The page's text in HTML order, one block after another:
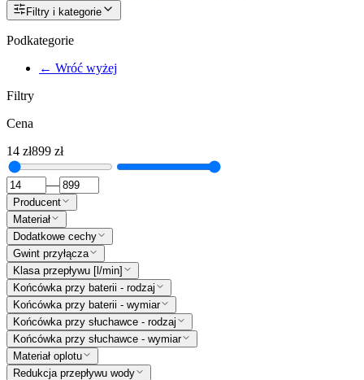
Filtry i kategorie
Podkategorie
← Wróć wyżej
Filtry
Cena
14 zł899 zł
—
Producent
Materiał
Dodatkowe cechy
Gwint przyłącza
Klasa przepływu [l/min]
Końcówka przy baterii - rodzaj
Końcówka przy baterii - wymiar
Końcówka przy słuchawce - rodzaj
Końcówka przy słuchawce - wymiar
Materiał oplotu
Redukcja przepływu wody